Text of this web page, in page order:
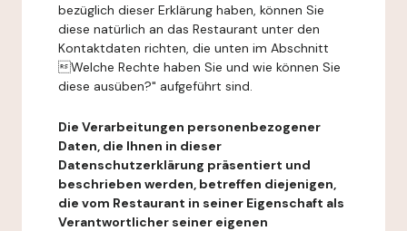
bezüglich dieser Erklärung haben, können Sie
diese natürlich an das Restaurant unter den
Kontaktdaten richten, die unten im Abschnitt
Welche Rechte haben Sie und wie können Sie
diese ausüben?" aufgeführt sind.
Die Verarbeitungen personenbezogener
Daten, die Ihnen in dieser
Datenschutzerklärung präsentiert und
beschrieben werden, betreffen diejenigen,
die vom Restaurant in seiner Eigenschaft als
Verantwortlicher seiner eigenen